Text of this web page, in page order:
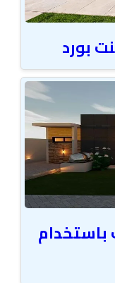
بورد
باستخدام